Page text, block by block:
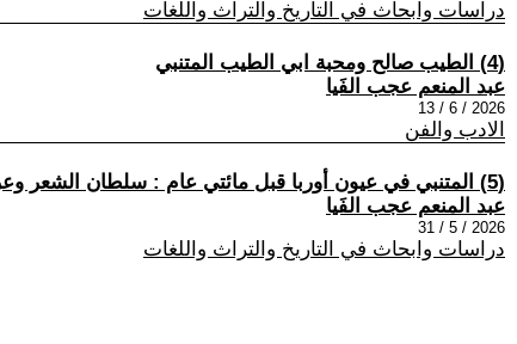
دراسات وابحاث في التاريخ والتراث واللغات
(4) الطيب صالح ومحبة ابي الطيب المتنبي
عبد المنعم عجب الفَيا
2026 / 6 / 13
الادب والفن
(5) المتنبي في عيون أوربا قبل مائتي عام : سلطان الشعر وعرافه
عبد المنعم عجب الفَيا
2026 / 5 / 31
دراسات وابحاث في التاريخ والتراث واللغات